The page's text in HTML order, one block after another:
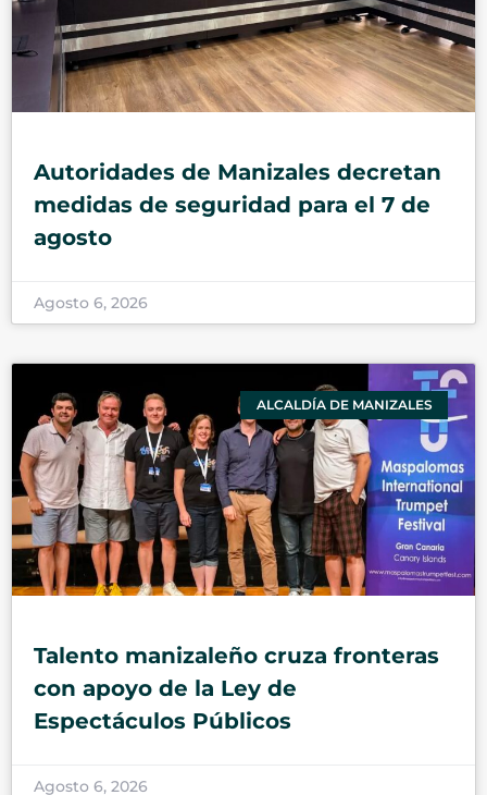
Autoridades de Manizales decretan
medidas de seguridad para el 7 de
agosto
Agosto 6, 2026
ALCALDÍA DE MANIZALES
Talento manizaleño cruza fronteras
con apoyo de la Ley de
Espectáculos Públicos
Agosto 6, 2026